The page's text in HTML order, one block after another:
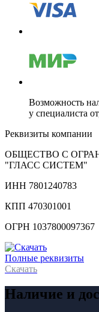
Возможность
у специалиста
Реквизиты компании
ОБЩЕСТВО С
"ГЛАСС СИСТЕМ"
ИНН 7801240783
КПП 470301001
ОГРН 1037800097367
Полные реквизиты
Скачать
Наличие и